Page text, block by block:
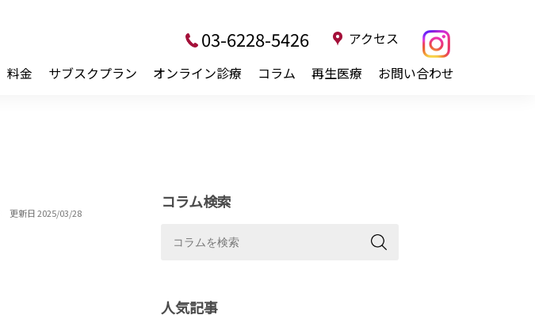
料金 サブスクプラン オンライン診療 コラム 再生医療 お問い合わせ
03-6228-5426 アクセス
更新日 2025/03/28
コラム検索
人気記事